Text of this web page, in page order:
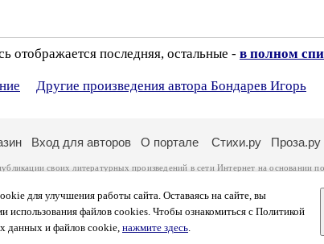
отображается последняя, остальные - в полном
Другие произведения автора Бондарев Игорь
для улучшения работы сайта. Оставаясь на сайте, вы
использования файлов cookies. Чтобы ознакомиться с Политикой
данных и файлов cookie, нажмите здесь.
Вход для авторов О портале Стихи.ру Проза.ру
своих литературных произведений в сети Интернет на основании
на основании
законодательства
данных. Вы также можете посмотреть более подробнуюинформацию о
которые в общей сумме просматривают более полумиллиона
по две цифры: количество просмотров и количество посетителей.